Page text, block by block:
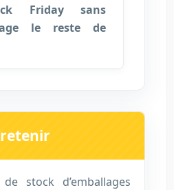
Friday sans
le reste de
retenir
stock d’emballages